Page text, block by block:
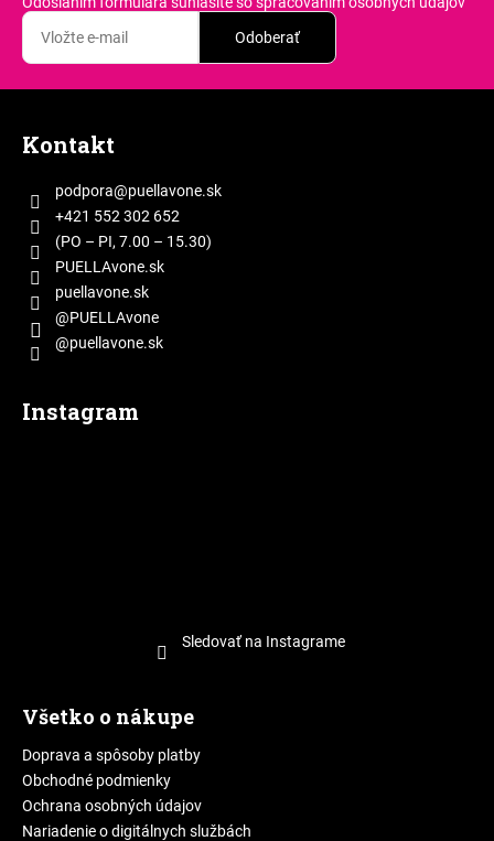
Odoberať
Kontakt
podpora@puellavone.sk
+421 552 302 652
(PO – PI, 7.00 – 15.30)
PUELLAvone.sk
puellavone.sk
@PUELLAvone
@puellavone.sk
Instagram
Sledovať na Instagrame
Všetko o nákupe
Doprava a spôsoby platby
Obchodné podmienky
Ochrana osobných údajov
Nariadenie o digitálnych službách